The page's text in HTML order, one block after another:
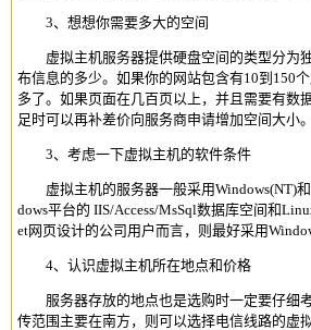
3、想想你需要多大的空间
虚拟主机服务器提供硬盘空间的类型分为独
布信息的多少。如果你的网站包含有10到150
多了。如果页面在几百页以上，并且需要有数
足时可以再补差价向服务商申请增加空间大小。
3、考虑一下虚拟主机的软件条件
虚拟主机的服务器一般采用Windows(NT)
dows平台的 IIS/Access/MsSql数据库空间和
et网页设计的公司用户而言，则最好采用
4、认识虚拟主机所在地点和价格
服务器存放的地点也是选购时一定要仔细
传范围主要在南方，则可以选择电信线路的虚